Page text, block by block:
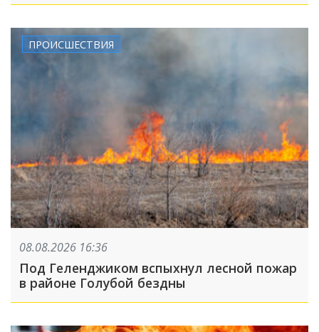
ПРОИСШЕСТВИЯ
08.08.2026 16:36
Под Геленджиком вспыхнул лесной пожар
в районе Голубой бездны